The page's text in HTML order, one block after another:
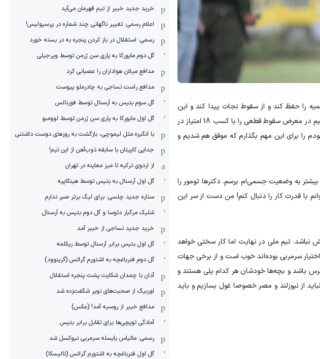
را حفظ کند و از سقوط نجات پیدا کند و این
حرف‌ها دیگر نمی‌دانم از کجا می‌آید و منظور و خواسته‌شان چیست. اگر خواسته‌ای جز این داشتند که تیم در معرض سقوط قطعی را با کسب 18 امتیاز در
را برای این مهم بگذارم که موفق هم شدیم و
به وضعیت جسمی‌ام برسم. دکترها تومور را
با قدرت کار را دنبال کنم! من دست از سر این
تیم ملی در نهایت اما کار سختی خواهد
سرمربی بوده‌اند خوب است و از برخی جهات
باشد و بچه‌ها خودشان هر کدام یلی هستند و
از نیوزلند و مصر خصوصا غول بسازیم و باید
خرید جدید خیبر از تیم قهرمان می‌آید
اعلام رسمی: تغییر ناگهانی چند شماره در پرسپولیس!
رسمی: استقلال در باز کردن پنجره به در بسته خورد
گل دوم مایورکا به پاری سن ژرمن توسط ویرجیلی
مدافع میلان هواداران را عصبانی کرد
مدافع راست نساجی به چادرملو پیوست
گل سوم بتیس به آرسنال توسط فورنالس
گل اول مایورکا به پاری سن ژرمن توسط لوومبو
با انگیزه مثل لیموچی، بازگشت به روزهای دوست داشتنی
جدایی کاپیتان با سابقه ذوب‌آهن از این تیم!
از اردوی ترکیه تا میز معاینه در تهران
گل اول آرسنال به بتیس توسط هینکاپیه
ستاره جدید چلسی: برای لیگ برتر صبر ندارم
شلیک مرگبار دئوسا و گل دوم بتیس به آرسنال
خرید جدید نساجی از خیبر آمد
گل اول بتیس برابر آرسنال توسط ریکلمه
گل دوم فنرباغچه به اشتورم گراتس (گرینوود)
آدان با چمدان شکایت پشت پنجره استقلال
اوربیگ از صحبت‌های نویر شگفت‌زده شد
مدافع خیبر از روسیه آمد! (عکس)
آمادگی توپچی‌ها برای تقابل برابر بتیس
رسمی: ماتیاس یایسله سرمربی نیوکسل شد
گل اول فنرباغچه به اشتورم گراتس (تالیسکا)